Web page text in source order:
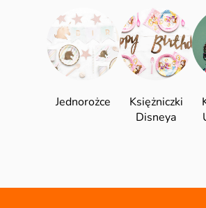
Jednorożce
Księżniczki
Disneya